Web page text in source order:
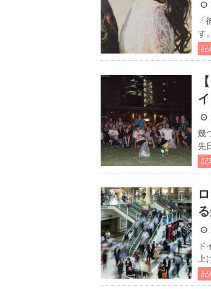
す
記
幾
先
記
ド
上
記